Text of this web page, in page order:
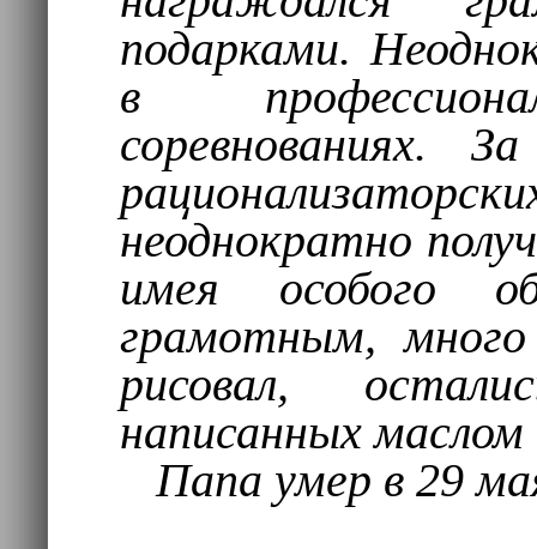
подарками.
в
соревнованиях.
неоднократно
имея особого
грамотным, много
рисовал,
написанных маслом
Папа умер в 29